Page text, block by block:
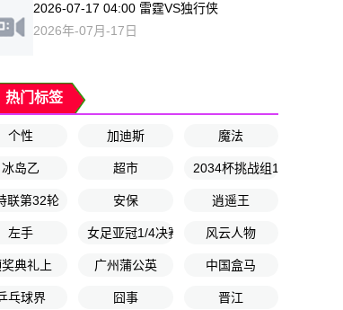
2026-07-17 04:00 雷霆VS独行侠
2026年-07月-17日
热门标签
个性 加迪斯 魔法
冰岛乙 超市 2034杯挑战组17-24名排
联第32轮 安保 逍遥王
左手 女足亚冠1/4决赛 风云人物
典礼上 广州蒲公英 中国盒马
乓球界 囧事 晋江